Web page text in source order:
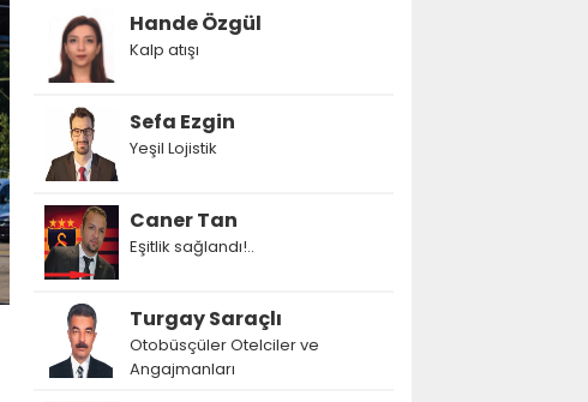
Hande Özgül
Kalp atışı
Sefa Ezgin
Yeşil Lojistik
Caner Tan
Eşitlik sağlandı!..
Turgay Saraçlı
Otobüsçüler Otelciler ve
Angajmanları